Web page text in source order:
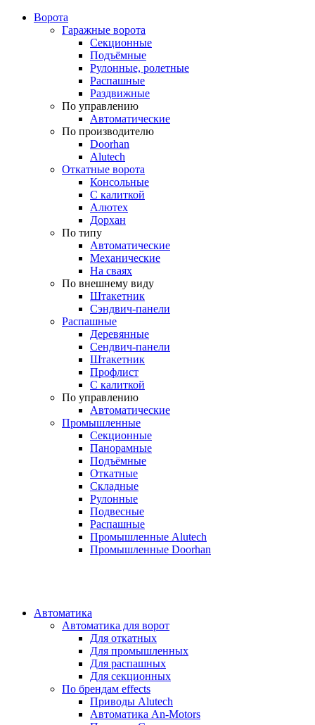
Ворота
Гаражные ворота
Секционные
Подъёмные
Рулонные, ролетные
Распашные
Раздвижные
По управлению
Автоматические
По производителю
Doorhan
Alutech
Откатные ворота
Консольные
С калиткой
Алютех
Дорхан
По типу
Автоматические
Механические
На сваях
По внешнему виду
Штакетник
Сэндвич-панели
Распашные
Деревянные
Сендвич-панели
Штакетник
Профлист
С калиткой
По управлению
Автоматические
Промышленные
Секционные
Панорамные
Подъёмные
Откатные
Складные
Рулонные
Подвесные
Распашные
Промышленные Alutech
Промышленные Doorhan
Автоматика
Автоматика для ворот
Для откатных
Для промышленных
Для распашных
Для секционных
По брендам effects
Приводы Alutech
Автоматика An-Motors